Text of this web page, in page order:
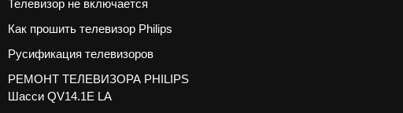
Телевизор не включается
Как прошить телевизор Philips
Русификация телевизоров
РЕМОНТ ТЕЛЕВИЗОРА PHILIPS
Шасси QV14.1E LA